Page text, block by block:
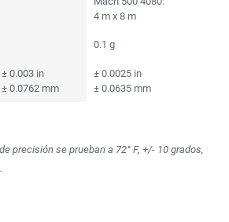
4 m x 8 m
0.1 g
± 0.003 in
± 0.0762 mm
± 0.0025 in
± 0.0635 mm
precisión se prueban a 72° F, +/- 10 grados,